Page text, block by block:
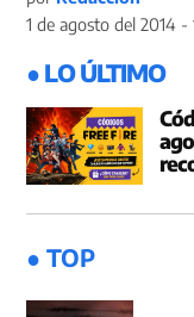
1 de agosto del 2014 -
● LO ÚLTIMO
● TOP